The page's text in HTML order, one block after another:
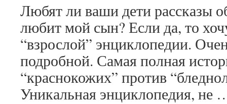
Любят ли ваши дети рассказы
любит мой сын? Если да, то
“взрослой” энциклопедии.
подробной. Самая полная
“краснокожих” против
Уникальная энциклопедия, не